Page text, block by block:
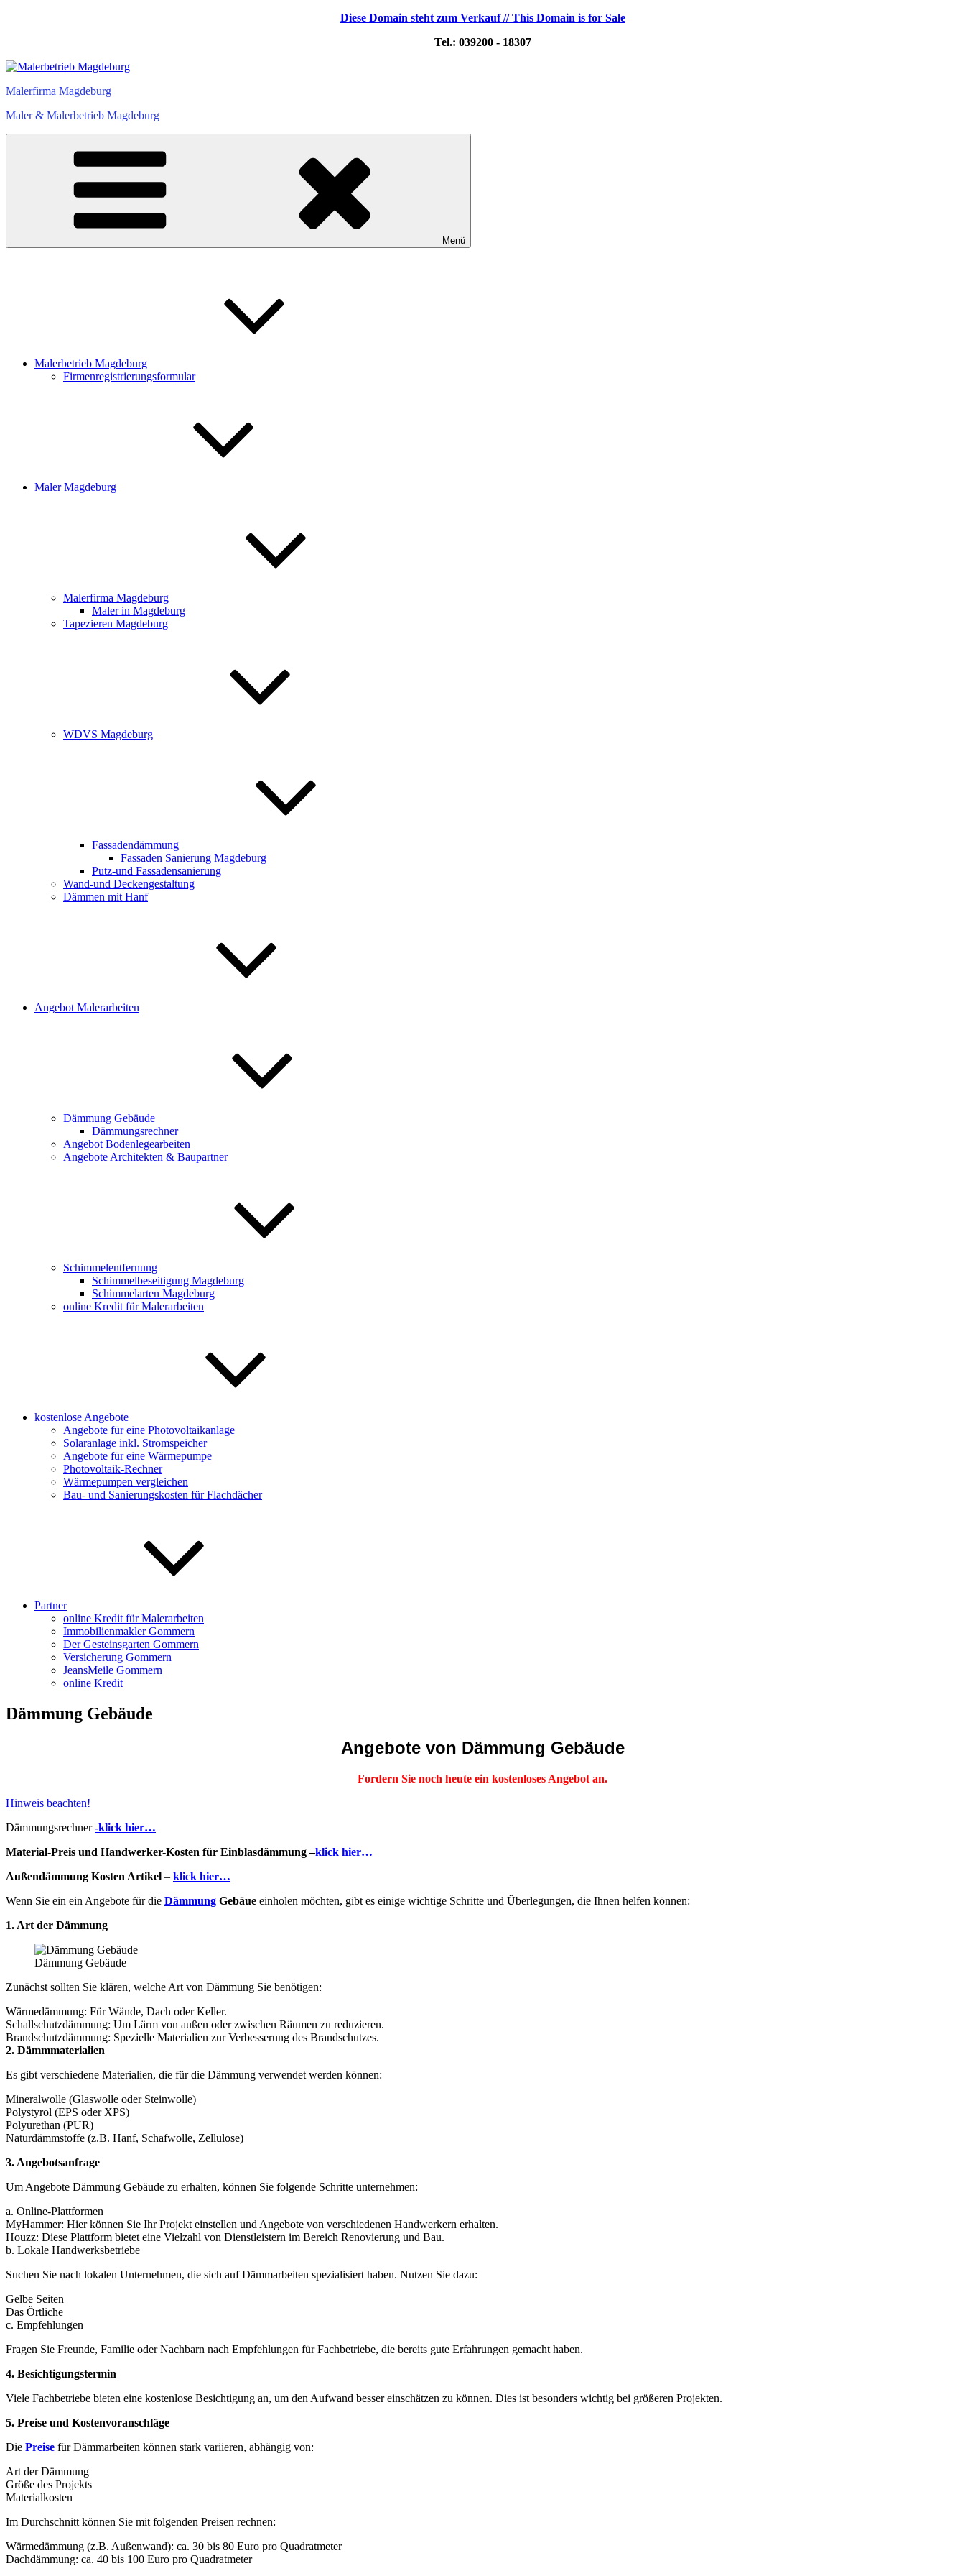
Diese Domain steht zum Verkauf // This Domain is for Sale
Tel.: 039200 - 18307
Zum
springen
Malerfirma Magdeburg
Maler & Malerbetrieb Magdeburg
Menü
Malerbetrieb Magdeburg
Firmenregistrierungsformular
Maler Magdeburg
Malerfirma Magdeburg
Maler in Magdeburg
Tapezieren Magdeburg
WDVS Magdeburg
Fassadendämmung
Fassaden Sanierung Magdeburg
Putz-und Fassadensanierung
Wand-und Deckengestaltung
Dämmen mit Hanf
Angebot Malerarbeiten
Dämmung Gebäude
Dämmungsrechner
Angebot Bodenlegearbeiten
Angebote Architekten & Baupartner
Schimmelentfernung
Schimmelbeseitigung Magdeburg
Schimmelarten Magdeburg
online Kredit für Malerarbeiten
kostenlose Angebote
Angebote für eine Photovoltaikanlage
Solaranlage inkl. Stromspeicher
Angebote für eine Wärmepumpe
Photovoltaik-Rechner
Wärmepumpen vergleichen
Bau- und Sanierungskosten für Flachdächer
Partner
online Kredit für Malerarbeiten
Immobilienmakler Gommern
Der Gesteinsgarten Gommern
Versicherung Gommern
JeansMeile Gommern
online Kredit
Dämmung Gebäude
Angebote von Dämmung Gebäude
Fordern Sie noch heute ein kostenloses Angebot an.
Hinweis beachten!
Dämmungsrechner-klick hier…
Material-Preis und Handwerker-Kosten für Einblasdämmung –klick hier…
Außendämmung Kosten Artikel – klick hier…
Wenn Sie ein ein Angebote für die Dämmung Gebäue einholen möchten, gibt es einige wichtige Schritte und Überlegungen, die Ihnen helfen können:
1. Art der Dämmung
Dämmung Gebäude
Zunächst sollten Sie klären, welche Art von Dämmung Sie benötigen:
Wärmedämmung: Für Wände, Dach oder Keller.
Schallschutzdämmung: Um Lärm von außen oder zwischen Räumen zu reduzieren.
Brandschutzdämmung: Spezielle Materialien zur Verbesserung des Brandschutzes.
2. Dämmmaterialien
Es gibt verschiedene Materialien, die für die Dämmung verwendet werden können:
Mineralwolle (Glaswolle oder Steinwolle)
Polystyrol (EPS oder XPS)
Polyurethan (PUR)
Naturdämmstoffe (z.B. Hanf, Schafwolle, Zellulose)
3. Angebotsanfrage
Um Angebote Dämmung Gebäude zu erhalten, können Sie folgende Schritte unternehmen:
a. Online-Plattformen
MyHammer: Hier können Sie Ihr Projekt einstellen und Angebote von verschiedenen Handwerkern erhalten.
Houzz: Diese Plattform bietet eine Vielzahl von Dienstleistern im Bereich Renovierung und Bau.
b. Lokale Handwerksbetriebe
Suchen Sie nach lokalen Unternehmen, die sich auf Dämmarbeiten spezialisiert haben. Nutzen Sie dazu:
Gelbe Seiten
Das Örtliche
c. Empfehlungen
Fragen Sie Freunde, Familie oder Nachbarn nach Empfehlungen für Fachbetriebe, die bereits gute Erfahrungen gemacht haben.
4. Besichtigungstermin
Viele Fachbetriebe bieten eine kostenlose Besichtigung an, um den Aufwand besser einschätzen zu können. Dies ist besonders wichtig bei größeren Projekten.
5. Preise und Kostenvoranschläge
Die Preise für Dämmarbeiten können stark variieren, abhängig von:
Art der Dämmung
Größe des Projekts
Materialkosten
Im Durchschnitt können Sie mit folgenden Preisen rechnen:
Wärmedämmung (z.B. Außenwand): ca. 30 bis 80 Euro pro Quadratmeter
Dachdämmung: ca. 40 bis 100 Euro pro Quadratmeter